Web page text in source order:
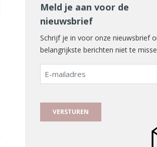
Meld je aan voor de
nieuwsbrief
Schrijf je in voor onze nieuwsbrief
belangrijkste berichten niet te
E-
mailadres